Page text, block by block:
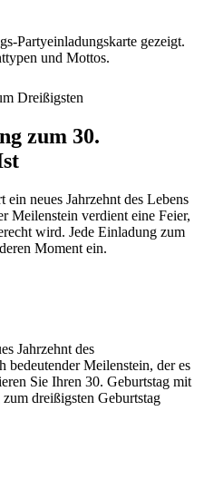
Partyeinladungskarte gezeigt.
und Mottos.
Dreißigsten
zum 30.
neues Jahrzehnt des Lebens
Meilenstein verdient eine Feier,
wird. Jede Einladung zum
Moment ein.
Jahrzehnt des
bedeutender Meilenstein, der es
Sie Ihren 30. Geburtstag mit
dreißigsten Geburtstag